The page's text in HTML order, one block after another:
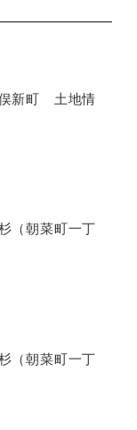
俣新町 土地情
（朝菜町一丁
（朝菜町一丁